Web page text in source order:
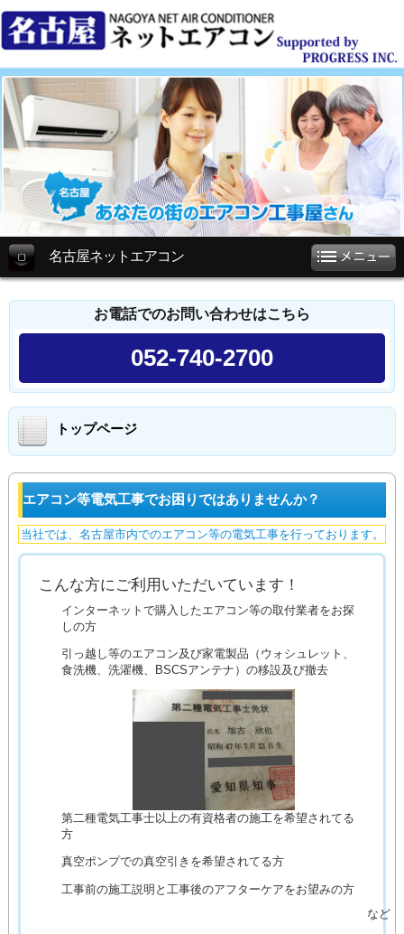
名古屋ネットエアコン
お電話でのお問い合わせはこちら
052-740-2700
トップページ
エアコン等電気工事でお困りではありませんか？
当社では、名古屋市内でのエアコン等の電気工事を行っております。
こんな方にご利用いただいています！
インターネットで購入したエアコン等の取付業者をお探
しの方
引っ越し等のエアコン及び家電製品（ウォシュレット、
食洗機、洗濯機、BSCSアンテナ）の移設及び撤去
第二種電気工事士以上の有資格者の施工を希望されてる
方
真空ポンプでの真空引きを希望されてる方
工事前の施工説明と工事後のアフターケアをお望みの方
など